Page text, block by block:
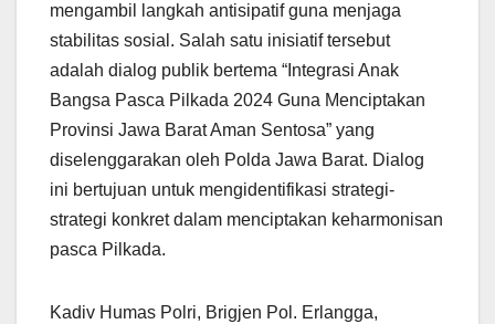
mengambil langkah antisipatif guna menjaga
stabilitas sosial. Salah satu inisiatif tersebut
adalah dialog publik bertema “Integrasi Anak
Bangsa Pasca Pilkada 2024 Guna Menciptakan
Provinsi Jawa Barat Aman Sentosa” yang
diselenggarakan oleh Polda Jawa Barat. Dialog
ini bertujuan untuk mengidentifikasi strategi-
strategi konkret dalam menciptakan keharmonisan
pasca Pilkada.
Kadiv Humas Polri, Brigjen Pol. Erlangga,